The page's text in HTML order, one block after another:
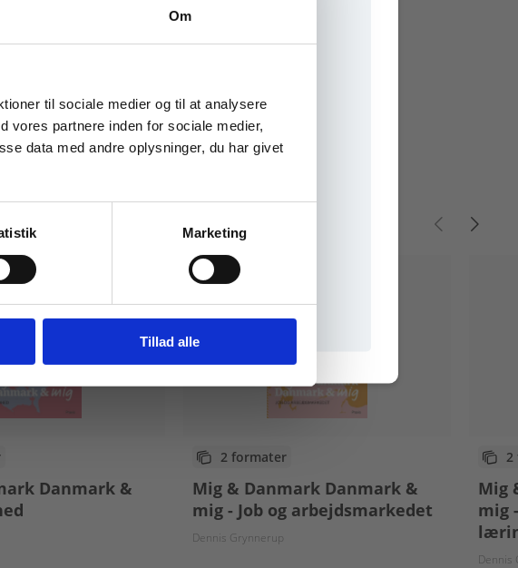
Om
til sociale medier og til at analysere
vores partnere inden for sociale medier,
data med andre oplysninger, du har givet
Marketing
Tillad alle
Danmark &
2 formater
Mig & Danmark Danmark &
mig - Job og arbejdsmarkedet
Dennis Grynnerup
2
Mig
mig
Dennis
Tilgå dine onlinematerialer